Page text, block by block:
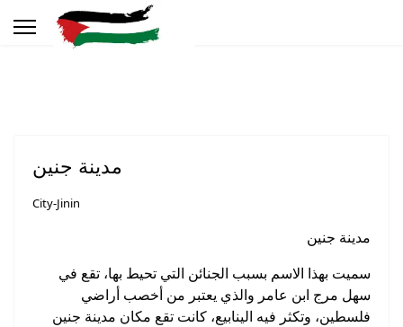
مدينة جنين
City-Jinin
مدينة جنين
سميت بهذا الاسم بسبب الجنائن التي تحيط بها، تقع في
سهل مرج ابن عامر والذي يعتبر من أخصب أراضي
فلسطين، وتكثر فيه الينابيع، كانت تقع مكان مدينة جنين